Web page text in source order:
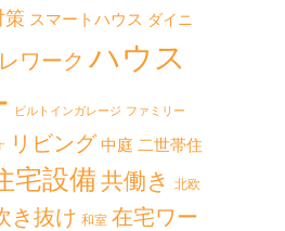
策 スマートハウス ダイニ
ワーク ハウス
ビルトインガレージ ファミリー
リビング 中庭 二世帯住
宅設備 共働き 北欧
き抜け 和室 在宅ワー